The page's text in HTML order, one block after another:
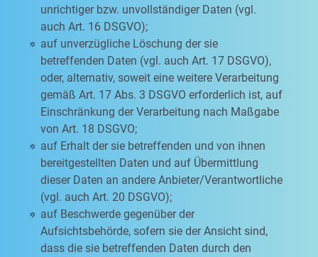
unrichtiger bzw. unvollständiger Daten (vgl.
auch Art. 16 DSGVO);
auf unverzügliche Löschung der sie
betreffenden Daten (vgl. auch Art. 17 DSGVO),
oder, alternativ, soweit eine weitere Verarbeitung
gemäß Art. 17 Abs. 3 DSGVO erforderlich ist, auf
Einschränkung der Verarbeitung nach Maßgabe
von Art. 18 DSGVO;
auf Erhalt der sie betreffenden und von ihnen
bereitgestellten Daten und auf Übermittlung
dieser Daten an andere Anbieter/Verantwortliche
(vgl. auch Art. 20 DSGVO);
auf Beschwerde gegenüber der
Aufsichtsbehörde, sofern sie der Ansicht sind,
dass die sie betreffenden Daten durch den